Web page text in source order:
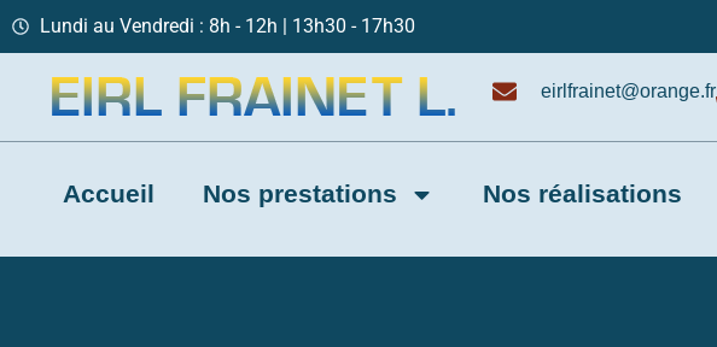
Lundi au Vendredi : 8h - 12h | 13h30 - 17h30
eirlfrainet@orange.fr
Accueil Nos prestations Nos réalisations